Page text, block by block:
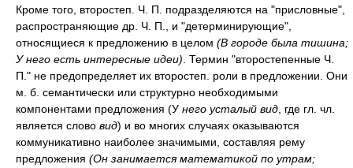
Кроме того, второстеп. Ч. П. подразделяются на "присловные",
распространяющие др. Ч. П., и "детерминирующие",
относящиеся к предложению в целом (В городе была тишина;
У него есть интересные идеи) . Термин "второстепенные Ч.
П." не предопределяет их второстеп. роли в предложении. Они
м. б. семантически или структурно необходимыми
компонентами предложения (У него усталый вид , где гл. чл.
является слово вид) и во многих случаях оказываются
коммуникативно наиболее значимыми, составляя рему
предложения (Он занимается математикой по утрам;